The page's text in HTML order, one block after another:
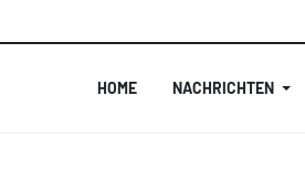
HOME NACHRICHTEN